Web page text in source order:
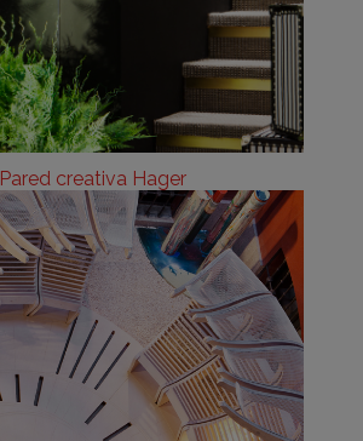
Pared creativa Hager